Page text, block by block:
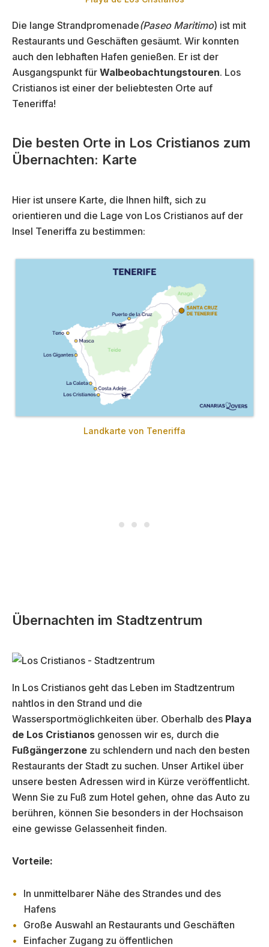
Die lange Strandpromenade(Paseo Maritimo) ist mit
Restaurants und Geschäften gesäumt. Wir konnten
auch den lebhaften Hafen genießen. Er ist der
Ausgangspunkt für Walbeobachtungstouren. Los
Cristianos ist einer der beliebtesten Orte auf
Teneriffa!
Die besten Orte in Los Cristianos zum
Übernachten: Karte
Hier ist unsere Karte, die Ihnen hilft, sich zu
orientieren und die Lage von Los Cristianos auf der
Insel Teneriffa zu bestimmen:
Landkarte von Teneriffa
Übernachten im Stadtzentrum
In Los Cristianos geht das Leben im Stadtzentrum
nahtlos in den Strand und die
Wassersportmöglichkeiten über. Oberhalb des Playa
de Los Cristianos genossen wir es, durch die
Fußgängerzone zu schlendern und nach den besten
Restaurants der Stadt zu suchen. Unser Artikel über
unsere besten Adressen wird in Kürze veröffentlicht.
Wenn Sie zu Fuß zum Hotel gehen, ohne das Auto zu
berühren, können Sie besonders in der Hochsaison
eine gewisse Gelassenheit finden.
Vorteile:
In unmittelbarer Nähe des Strandes und des
Hafens
Große Auswahl an Restaurants und Geschäften
Einfacher Zugang zu öffentlichen